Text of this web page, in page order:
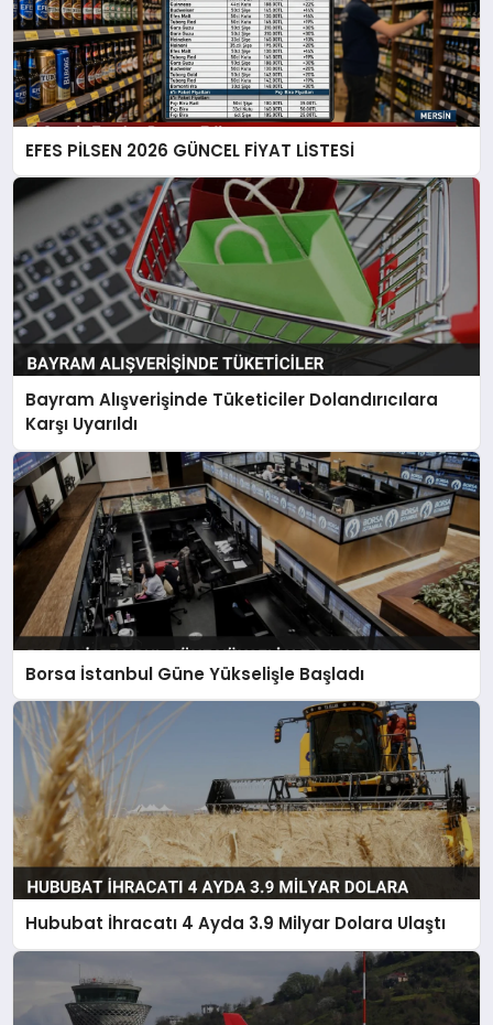
EFES PİLSEN 2026 GÜNCEL FİYAT LİSTESİ
Bayram Alışverişinde Tüketiciler Dolandırıcılara
Karşı Uyarıldı
Borsa İstanbul Güne Yükselişle Başladı
Hububat İhracatı 4 Ayda 3.9 Milyar Dolara Ulaştı